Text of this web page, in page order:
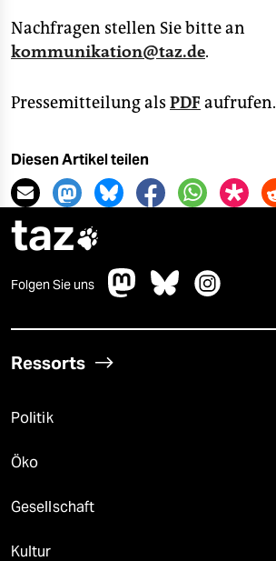
Nachfragen stellen Sie bitte an
kommunikation@taz.de.
Pressemitteilung als PDF aufrufen.
Diesen Artikel teilen
taz
Folgen Sie uns
Ressorts
Politik
Öko
Gesellschaft
Kultur